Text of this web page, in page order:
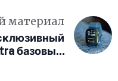
материал
базовым